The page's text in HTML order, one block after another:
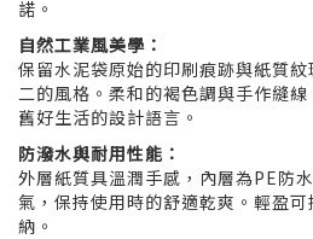
諾。
自然工業風美學：
保留水泥袋原始的印刷痕跡與紙質
二的風格。柔和的褐色調與手作縫
舊好生活的設計語言。
防潑水與耐用性能：
外層紙質具溫潤手感，內層為PE防
氣，保持使用時的舒適乾爽。輕盈
納。